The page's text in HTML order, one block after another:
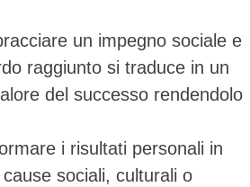
un impegno sociale e
raggiunto si traduce in un
del successo rendendolo
i risultati personali in
sociali, culturali o